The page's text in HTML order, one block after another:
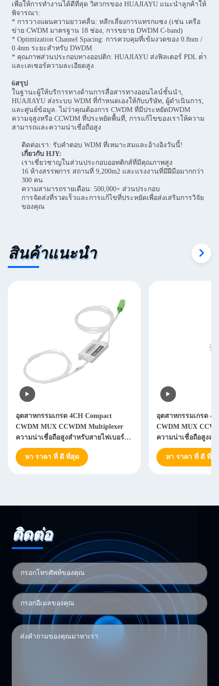
เพื่อให้การทํางานได้ดีที่สุด วิศวกรของ HUAJIAYU แนะนําลูกค้าให้
พิจารณา:
* การวางแผนความยาวคลื่น: หลีกเลี่ยงการแทรกแซง (เช่น เครือ
ข่าย CWDM มาตรฐาน 18 ช่อง, การขยาย DWDM C-band)
* Optimization Channel Spacing: การควบคุมที่เข้มงวดของ 0.8nm /
0.4nm ระยะสําหรับ DWDM
* คุณภาพส่วนประกอบทางออปติก: HUAJIAYU ส่งฟิลเตอร์ PDL ต่ํา
และเลเซอร์ความละเอียดสูง
6สรุป
ในฐานะผู้ให้บริการทางด้านการสื่อสารทางออนไลน์ชั้นนํา,
HUAJIAYU ส่งระบบ WDM ที่กําหนดเองให้กับบริษัท, ผู้ดําเนินการ,
และศูนย์ข้อมูล. ไม่ว่าคุณต้องการ CWDM ที่มีประหยัดDWDM
ความจุสูงหรือ CCWDM ที่ประหยัดพื้นที่, การแก้ไขของเราให้ความ
สามารถและความน่าเชื่อถือสูง
ติดต่อเรา: รับคําตอบ WDM ที่เหมาะสมและอ้างอิงวันนี้!
เกี่ยวกับ HJY:
เราเชี่ยวชาญในส่วนประกอบออทติกส์ที่มีคุณภาพสูง
16 ห้างสรรพการ สถานที่ 9,200m2 และแรงงานที่มีฝีมือมากกว่า
300 คน
ความสามารถรายเดือน: 500,000+ ส่วนประกอบ
การจัดส่งที่รวดเร็วและการแก้ไขที่ประหยัดเพื่อส่งเสริมการวิจัย
ของคุณ
สินค้าแนะนำ
อุตสาหกรรมเกรด 4CH Compact
CWDM MUX CCWDM Multiplexer
ความน่าเชื่อถือสูงสําหรับสายไฟเบอร์ออ
ปติก
หา ราคา ที่ ดี ที่สุด
อุตสาหกรรมเกรด
CWDM MUX
ความน่าเชื่อถือสูงสํ
ปติก
หา ราคา ที่ ดี ที่สุ
ติดต่อ